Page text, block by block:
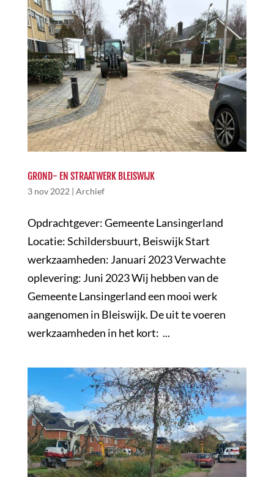
GROND- EN STRAATWERK BLEISWIJK
3 nov 2022 | Archief
Opdrachtgever: Gemeente Lansingerland
Locatie: Schildersbuurt, Beiswijk Start
werkzaamheden: Januari 2023 Verwachte
oplevering: Juni 2023 Wij hebben van de
Gemeente Lansingerland een mooi werk
aangenomen in Bleiswijk. De uit te voeren
werkzaamheden in het kort: ...